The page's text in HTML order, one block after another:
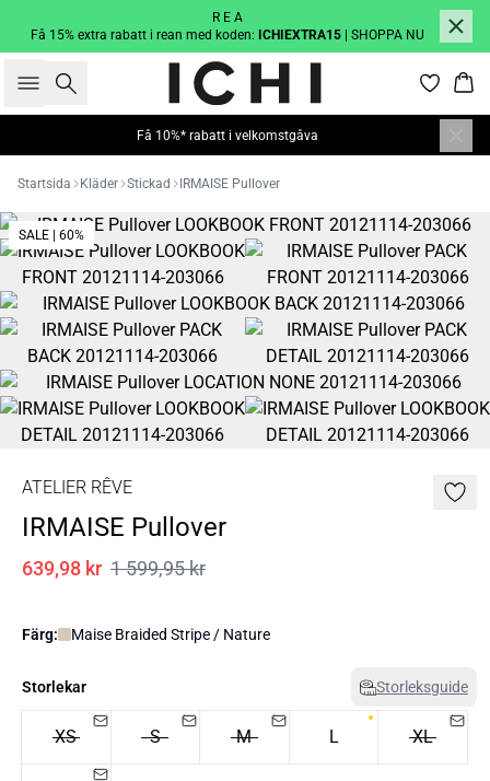
R E A
Få 15% extra rabatt i rean med koden: ICHIEXTRA15 | SHOPPA NU
Sök
Få 10%* rabatt i velkomstgåva
Startsida Kläder Stickad IRMAISE Pullover
SALE | 60%
ATELIER RÊVE
IRMAISE Pullover
639,98 kr 1 599,95 kr
Färg: Maise Braided Stripe / Nature
Storlekar Storleksguide
XS S M L XL